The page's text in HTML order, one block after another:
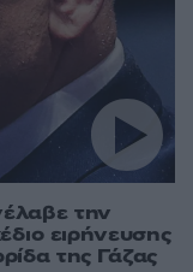
την
ειρήνευσης
της Γάζας